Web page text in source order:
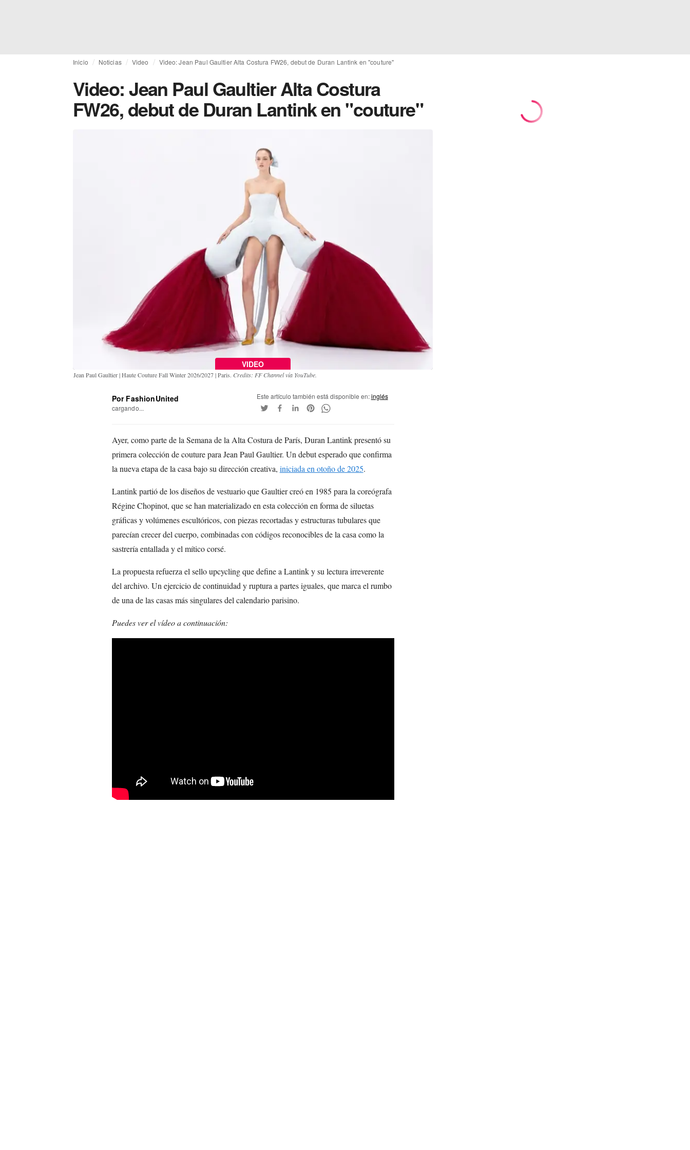
Inicio Noticias Video Video: Jean Paul Gaultier Alta Costura FW26, debut de Duran Lantink en "couture"
Video: Jean Paul Gaultier Alta Costura
FW26, debut de Duran Lantink en "couture"
VIDEO
Jean Paul Gaultier | Haute Couture Fall Winter 2026/2027 | Paris. Credits: FF Channel vía YouTube.
Por FashionUnited
cargando...
Este artículo también está disponible en:inglés
Ayer, como parte de la Semana de la Alta Costura de París, Duran Lantink presentó su
primera colección de couture para Jean Paul Gaultier. Un debut esperado que confirma
la nueva etapa de la casa bajo su dirección creativa, iniciada en otoño de 2025.
Lantink partió de los diseños de vestuario que Gaultier creó en 1985 para la coreógrafa
Régine Chopinot, que se han materializado en esta colección en forma de siluetas
gráficas y volúmenes escultóricos, con piezas recortadas y estructuras tubulares que
parecían crecer del cuerpo, combinadas con códigos reconocibles de la casa como la
sastrería entallada y el mítico corsé.
La propuesta refuerza el sello upcycling que define a Lantink y su lectura irreverente
del archivo. Un ejercicio de continuidad y ruptura a partes iguales, que marca el rumbo
de una de las casas más singulares del calendario parisino.
Puedes ver el vídeo a continuación: